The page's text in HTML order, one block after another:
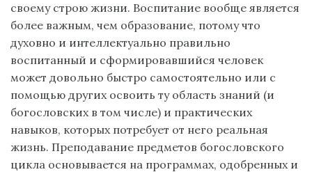
своему строю жизни. Воспитание вообще является
более важным, чем образование, потому что
духовно и интеллектуально правильно
воспитанный и сформировавшийся человек
может довольно быстро самостоятельно или с
помощью других освоить ту область знаний (и
богословских в том числе) и практических
навыков, которых потребует от него реальная
жизнь. Преподавание предметов богословского
цикла основывается на программах, одобренных и